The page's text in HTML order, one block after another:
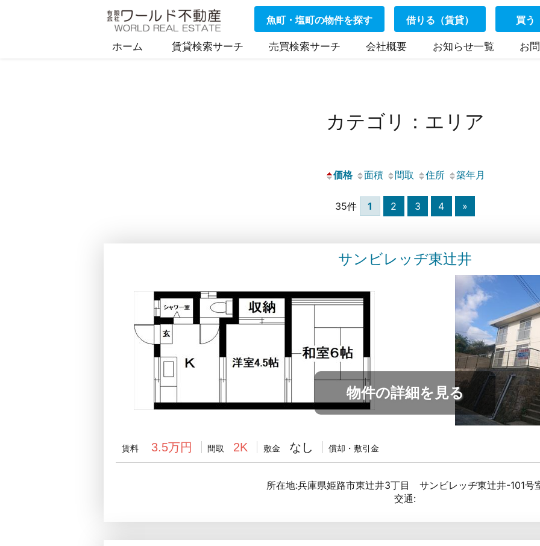
魚町・塩町の物件を探す 借りる（賃貸） 買う
ホーム 賃貸検索サーチ 売買検索サーチ 会社概要 お知らせ一覧 お
カテゴリ：エリア
価格 面積 間取 住所 築年月
35件 1 2 3 4 »
サンビレッヂ東辻井
物件の詳細を見る
賃料 3.5万円 間取 2K 敷金 なし 償却・敷引金
所在地:兵庫県姫路市東辻井3丁目 サンビレッヂ東辻井-101号
交通: